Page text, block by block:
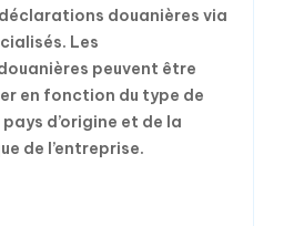
douanières via
Les
peuvent être
en fonction du type de
d’origine et de la
de l’entreprise.